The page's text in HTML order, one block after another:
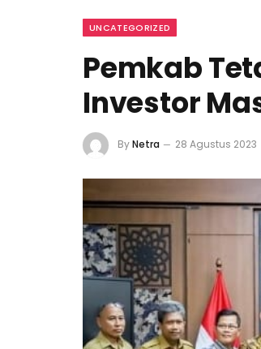
UNCATEGORIZED
Pemkab
Investor
ByNetra 28 Agustus 2023